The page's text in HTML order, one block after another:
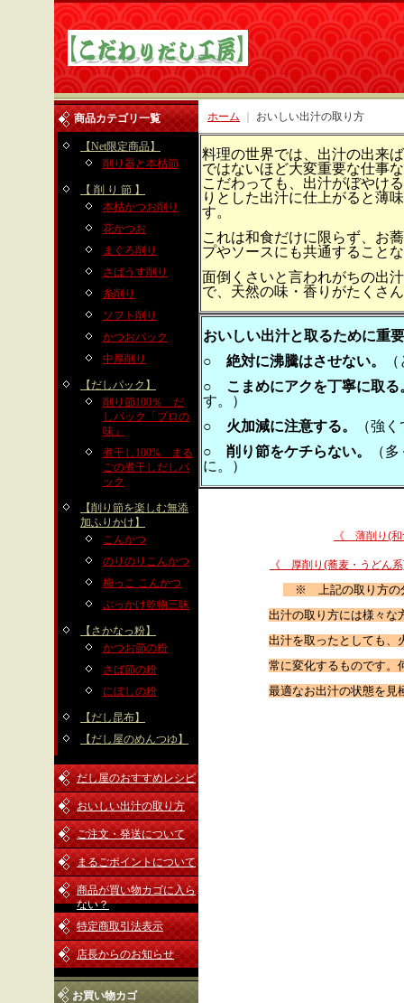
商品カテゴリ一覧
【Net限定商品】
削り器と本枯節
【 削 り 節 】
本枯かつお削り
花かつお
まぐろ削り
さばうす削り
糸削り
ソフト削り
かつおパック
中厚削り
【だしパック】
削り節100％ だ
しパック「プロの
味」
煮干し100% まる
ごの煮干しだしパ
ック
【削り節を楽しむ無添
加ふりかけ】
こんかつ
のりのりこんかつ
梅っこ こんかつ
ぶっかけ乾物三昧
【さかなっ粉】
かつお節の粉
さば節の粉
にぼしの粉
【だし昆布】
【だし屋のめんつゆ】
だし屋のおすすめレシピ
おいしい出汁の取り方
ご注文・発送について
まるごポイントについて
商品が買い物カゴに入ら
ない？
特定商取引法表示
店長からのお知らせ
お買い物カゴ
ホーム おいしい出汁の取り方
料理の世界では、出汁の出来
ではないほど大変重要な仕事
こだわっても、出汁がぼやけ
りとした出汁に仕上がると薄
す。
これは和食だけに限らず、お
プやソースにも共通すること
面倒くさいと言われがちの出
で、天然の味・香りがたくさ
おいしい出汁と取るために重
○ 絶対に沸騰はさせない。
○ こまめにアクを丁寧に取る
す。）
○ 火加減に注意する。
（強
○ 削り節をケチらない。
（
に。）
《 薄削り(
《 厚削り(蕎麦・うどん
※ 上記の取り方の分
出汁の取り方には様々な
出汁を取ったとしても、
常に変化するものです。
最適なお出汁の状態を見